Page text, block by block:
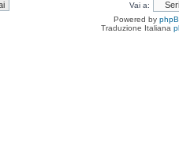
Vai a:
Powered by
Traduzione Italiana